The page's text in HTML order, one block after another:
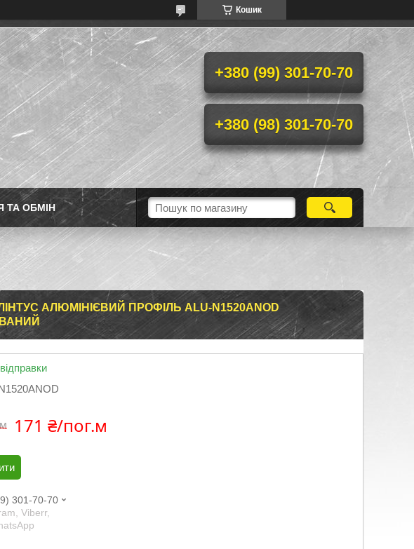
Кошик
+380 (99) 301-70-70
+380 (98) 301-70-70
ТА ОБМІН
АЛЮМІНІЄВИЙ ПРОФІЛЬ ALU-N1520ANOD
171 ₴/пог.м
301-70-70
Viberr,